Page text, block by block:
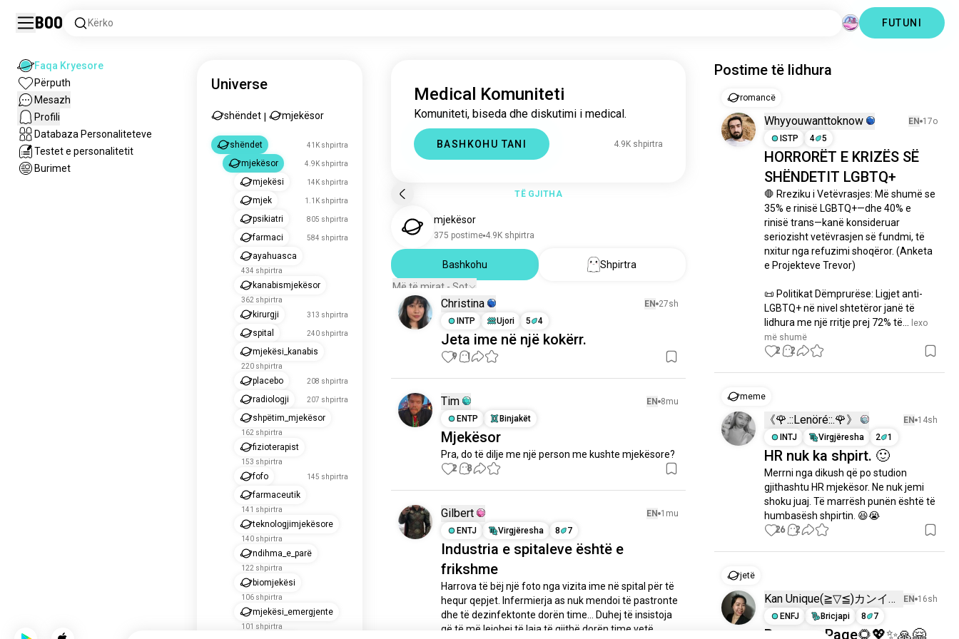
Boo Kërko FUTUNI
Faqa Kryesore
Përputh
Mesazh
Profili
Databaza Personaliteteve
Testet e personalitetit
Burimet
Universe
shëndet mjekësor
shëndet 41K shpirtra
mjekësor 4.9K shpirtra
mjekësi 14K shpirtra
mjek 1.1K shpirtra
psikiatri 805 shpirtra
farmaci 584 shpirtra
ayahuasca
434 shpirtra
kanabismjekësor
362 shpirtra
kirurgji 313 shpirtra
spital 240 shpirtra
mjekësi_kanabis
220 shpirtra
placebo 208 shpirtra
radiologji 207 shpirtra
shpëtim_mjekësor
162 shpirtra
fizioterapist
153 shpirtra
fofo 145 shpirtra
farmaceutik
141 shpirtra
teknologjimjekësore
140 shpirtra
ndihma_e_parë
122 shpirtra
biomjekësi
106 shpirtra
mjekësi_emergjente
101 shpirtra
Medical Komuniteti
Komuniteti, biseda dhe diskutimi i medical.
BASHKOHU TANI 4.9K shpirtra
TË GJITHA
mjekësor
375 postime 4.9K shpirtra
Bashkohu
Shpirtra
Më të mirat - Sot
Christina EN 27sh
INTP
Ujori 5 4
Jeta ime në një kokërr.
9 1
Tim EN 8mu
ENTP
Binjakët
Mjekësor
Pra, do të dilje me një person me kushte mjekësore?
2 8
Gilbert EN 1mu
ENTJ
Virgjëresha 8 7
Industria e spitaleve është e
frikshme
Harrova të bëj një foto nga vizita ime në spital për të
hequr qepjet. Infermierja as nuk mendoi të pastronte
dhe të dezinfektonte dorën time... Duhej të insistoja
që të më lejohej të laja të gjithë dorën time vetë.
Postime të lidhura
romancë
Whyyouwanttoknow EN 17o
ISTP
4 5
HORRORËT E KRIZËS SË
SHËNDETIT LGBTQ+
🛑 Rreziku i Vetëvrasjes: Më shumë se
35% e rinisë LGBTQ+—dhe 40% e
rinisë trans—kanë konsideruar
seriozisht vetëvrasjen së fundmi, të
nxitur nga refuzimi shoqëror. (Anketa
e Projekteve Trevor)
📜 Politikat Dëmprurëse: Ligjet anti-
LGBTQ+ në nivel shtetëror janë të
lidhura me një rritje prej 72% të...
lexo
më shumë
2 2
meme
《🌹.::Lenöré::.🌹》 EN 14sh
INTJ
Virgjëresha 2 1
HR nuk ka shpirt. 🙂
Merrni nga dikush që po studion
gjithashtu HR mjekësor. Ne nuk jemi
shoku juaj. Të marrësh punën është të
humbasësh shpirtin. 😆😭
26 2
jetë
Kan Unique(⁠≧⁠▽⁠≦⁠)カンイヤ
ー
EN 16sh
ENFJ
Bricjapi 8 7
Para ose Paqe🌻💖✨🙏🤗